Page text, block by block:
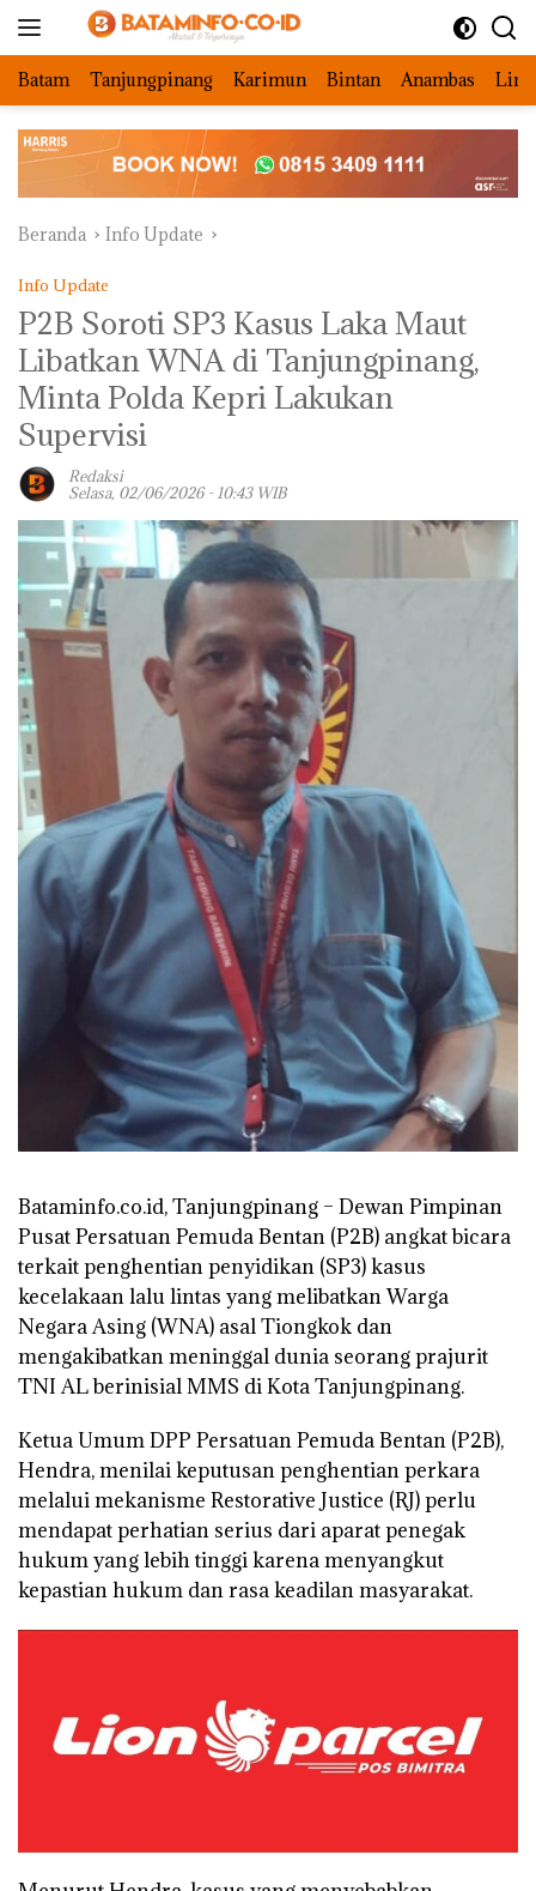
Batam Tanjungpinang Karimun Bintan Anambas
Beranda Info Update
Info Update
P2B Soroti SP3 Kasus Laka Maut
Libatkan WNA di Tanjungpinang,
Minta Polda Kepri Lakukan
Supervisi
Redaksi
Selasa, 02/06/2026 - 10:43 WIB
Bataminfo.co.id, Tanjungpinang – Dewan Pimpinan
Pusat Persatuan Pemuda Bentan (P2B) angkat bicara
terkait penghentian penyidikan (SP3) kasus
kecelakaan lalu lintas yang melibatkan Warga
Negara Asing (WNA) asal Tiongkok dan
mengakibatkan meninggal dunia seorang prajurit
TNI AL berinisial MMS di Kota Tanjungpinang.
Ketua Umum DPP Persatuan Pemuda Bentan (P2B),
Hendra, menilai keputusan penghentian perkara
melalui mekanisme Restorative Justice (RJ) perlu
mendapat perhatian serius dari aparat penegak
hukum yang lebih tinggi karena menyangkut
kepastian hukum dan rasa keadilan masyarakat.